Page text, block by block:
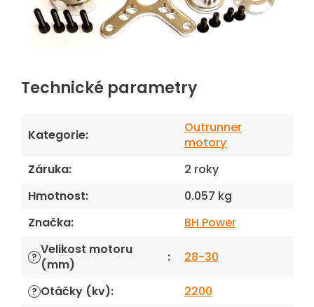
Technické parametry
Kategorie:
Outrunner
motory
Záruka:
2 roky
Hmotnost:
0.057 kg
Značka: BH Power
? Velikost motoru
(mm)
: 28-30
? Otáčky (kv):
2200